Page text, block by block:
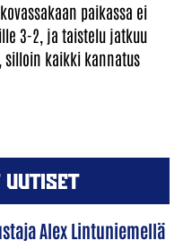
paikassa ei
3-2, ja taistelu jatkuu
silloin kaikki kannatus
Alex Lintuniemellä